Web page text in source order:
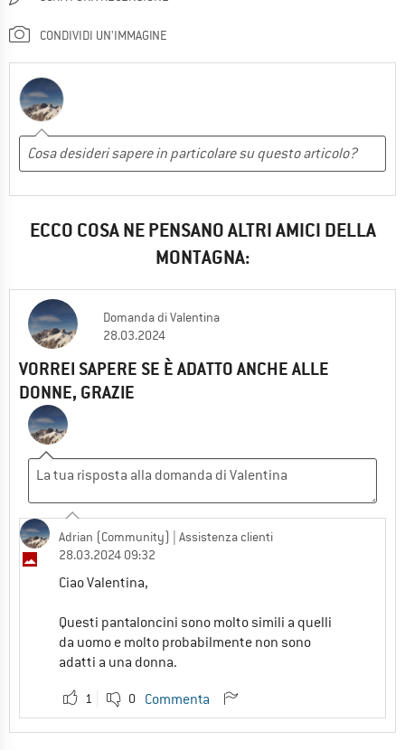
CONDIVIDI UN'IMMAGINE
ECCO COSA NE PENSANO ALTRI AMICI DELLA
MONTAGNA:
Domanda diValentina
28.03.2024
VORREI SAPERE SE È ADATTO ANCHE ALLE
DONNE, GRAZIE
Adrian (Community)
| Assistenza clienti
28.03.2024 09:32
Ciao Valentina,
Questi pantaloncini sono molto simili a quelli
da uomo e molto probabilmente non sono
adatti a una donna.
1 0 Commenta